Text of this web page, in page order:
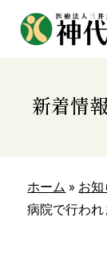
新着情報
ホーム » お
病院で行われ